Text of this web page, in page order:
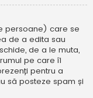
persoane) care se
de a edita sau
de a le muta,
pe care îl
pentru a
să posteze spam și